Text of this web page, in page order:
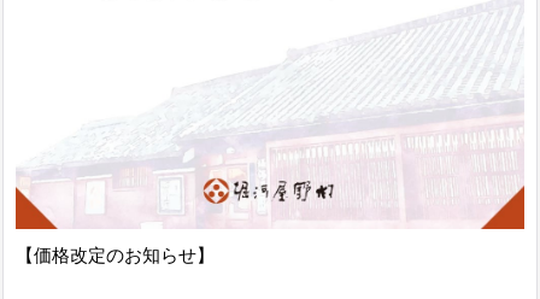
【価格改定のお知らせ】